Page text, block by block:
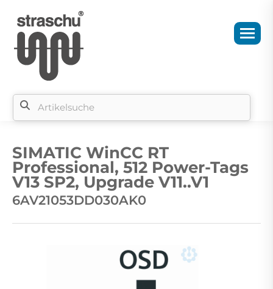
SIMATIC WinCC RT
Professional, 512 Power-Tags
V13 SP2, Upgrade V11..V1
6AV21053DD030AK0